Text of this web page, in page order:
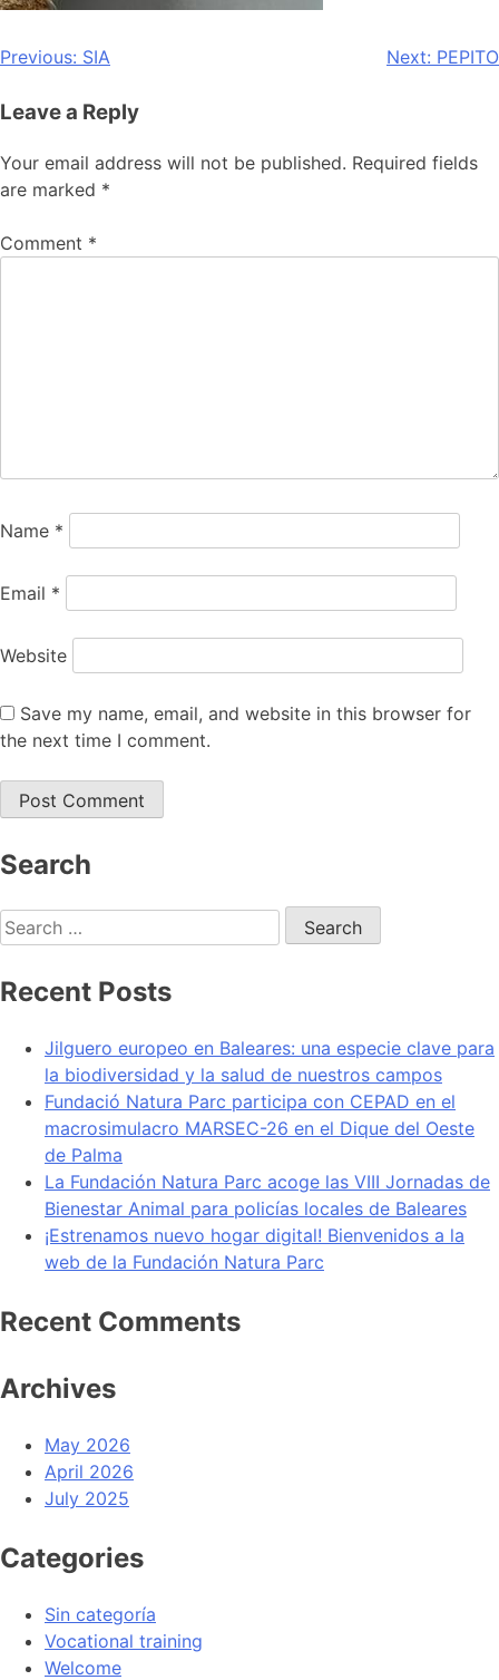
Previous: SIA Next: PEPITO
Leave a Reply
Your email address will not be published. Required fields
are marked *
Comment *
Name *
Email *
Website
Save my name, email, and website in this browser for
the next time I comment.
Search
Recent Posts
Jilguero europeo en Baleares: una especie clave para
la biodiversidad y la salud de nuestros campos
Fundació Natura Parc participa con CEPAD en el
macrosimulacro MARSEC-26 en el Dique del Oeste
de Palma
La Fundación Natura Parc acoge las VIII Jornadas de
Bienestar Animal para policías locales de Baleares
¡Estrenamos nuevo hogar digital! Bienvenidos a la
web de la Fundación Natura Parc
Recent Comments
Archives
May 2026
April 2026
July 2025
Categories
Sin categoría
Vocational training
Welcome